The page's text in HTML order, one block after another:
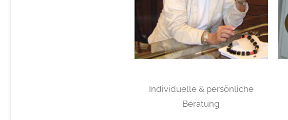
Individuelle & persönliche
Beratung